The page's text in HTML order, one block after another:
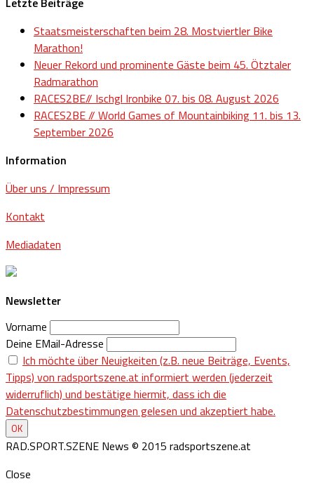
Staatsmeisterschaften beim 28. Mostviertler Bike
Marathon!
Neuer Rekord und prominente Gäste beim 45. Ötztaler
Radmarathon
RACES2BE// Ischgl Ironbike 07. bis 08. August 2026
RACES2BE // World Games of Mountainbiking 11. bis 13.
September 2026
Information
Über uns / Impressum
Kontakt
Mediadaten
Newsletter
Vorname
Deine EMail-Adresse
Ich möchte über Neuigkeiten (z.B. neue Beiträge, Events,
Tipps) von radsportszene.at informiert werden (jederzeit
widerruflich) und bestätige hiermit, dass ich die
Datenschutzbestimmungen gelesen und akzeptiert habe.
RAD.SPORT.SZENE News © 2015 radsportszene.at
Close